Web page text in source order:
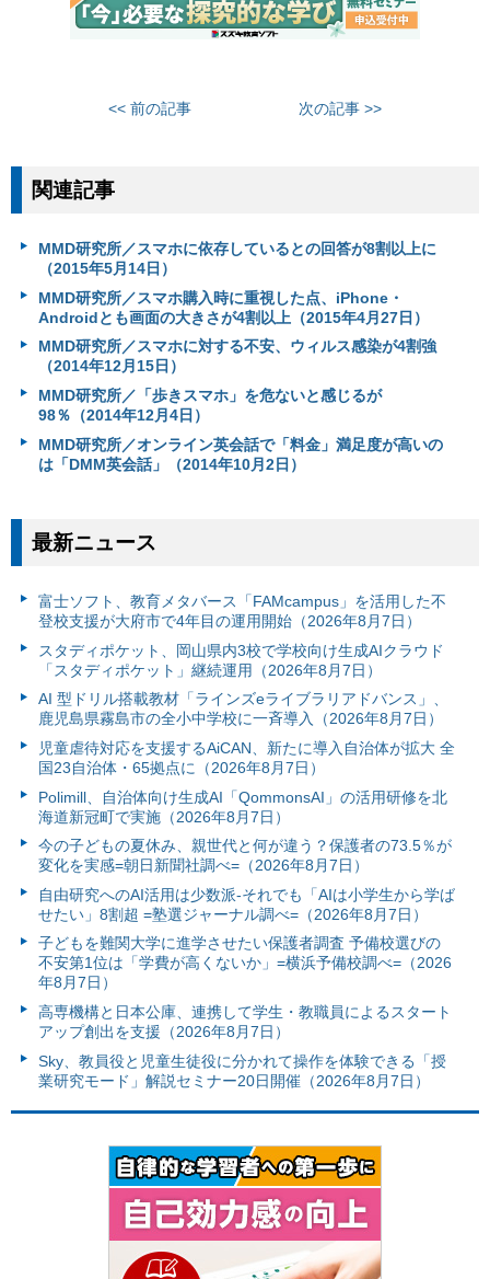
<< 前の記事 次の記事 >>
関連記事
MMD研究所／スマホに依存しているとの回答が8割以上に
（2015年5月14日）
MMD研究所／スマホ購入時に重視した点、iPhone・
Androidとも画面の大きさが4割以上（2015年4月27日）
MMD研究所／スマホに対する不安、ウィルス感染が4割強
（2014年12月15日）
MMD研究所／「歩きスマホ」を危ないと感じるが
98％（2014年12月4日）
MMD研究所／オンライン英会話で「料金」満足度が高いの
は「DMM英会話」（2014年10月2日）
最新ニュース
富⼠ソフト、教育メタバース「FAMcampus」を活用した不
登校支援が大府市で4年目の運用開始（2026年8月7日）
スタディポケット、岡山県内3校で学校向け生成AIクラウド
「スタディポケット」継続運用（2026年8月7日）
AI 型ドリル搭載教材「ラインズeライブラリアドバンス」、
鹿児島県霧島市の全小中学校に一斉導入（2026年8月7日）
児童虐待対応を支援するAiCAN、新たに導入自治体が拡大 全
国23自治体・65拠点に（2026年8月7日）
Polimill、自治体向け生成AI「QommonsAI」の活用研修を北
海道新冠町で実施（2026年8月7日）
今の子どもの夏休み、親世代と何が違う？保護者の73.5％が
変化を実感=朝日新聞社調べ=（2026年8月7日）
自由研究へのAI活用は少数派-それでも「AIは小学生から学ば
せたい」8割超 =塾選ジャーナル調べ=（2026年8月7日）
子どもを難関大学に進学させたい保護者調査 予備校選びの
不安第1位は「学費が高くないか」=横浜予備校調べ=（2026
年8月7日）
高専機構と日本公庫、連携して学生・教職員によるスタート
アップ創出を支援（2026年8月7日）
Sky、教員役と児童生徒役に分かれて操作を体験できる「授
業研究モード」解説セミナー20日開催（2026年8月7日）